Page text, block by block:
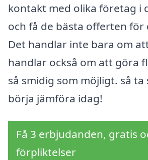
kontakt med olika företag i
och få de bästa offerten för
Det handlar inte bara om
handlar också om att göra
så smidig som möjligt. så ta
börja jämföra idag!
Få 3 erbjudanden, gratis
förpliktelser